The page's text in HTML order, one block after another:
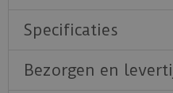
Specificaties
Bezorgen en